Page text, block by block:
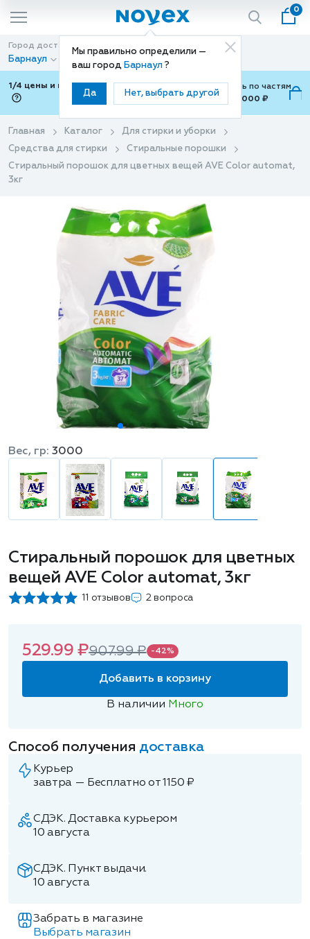
Мы правильно определили —
ваш город Барнаул ?
Да Нет, выбрать другой
0
Город доставки
Барнаул
Способ доставки
Доставка
1/4 цены и покупки ваши с Подели
Можно оплатить по частям
от 700 ₽ до 15,000 ₽
Главная Каталог
Для стирки и уборки
Средства для стирки
Стиральные порошки
Стиральный порошок для цветных вещей AVE Color automat,
3кг
Стиральный порошок для цветных
вещей AVE Color automat, 3кг
11 отзывов 2 вопроса
Вес, гр: 3000
529.99 ₽907.99 ₽ -42%
Добавить в корзину
В наличии Много
Способ получения доставка
Курьер
завтра — Бесплатно от 1150 ₽
СДЭК. Доставка курьером
10 августа
СДЭК. Пункт выдачи.
10 августа
Забрать в магазине
Выбрать магазин